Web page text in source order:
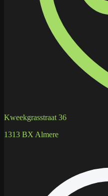
Kweekgrasstraat 36
1313 BX Almere